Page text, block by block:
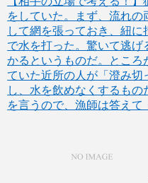
をしていた。まず、流れの
して網を張っておき、紐に
で水を打った。驚いて逃げ
かるというものだ。ところ
ていた近所の人が「澄み切
し、水を飲めなくするもの
を言うので、漁師は答えて